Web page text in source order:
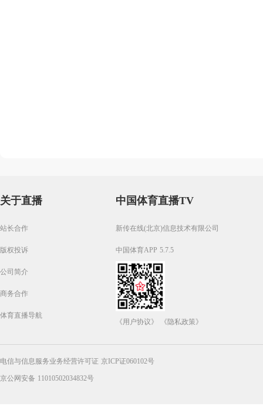
关于直播
站长合作
版权投诉
公司简介
商务合作
体育直播导航
中国体育直播TV
新传在线(北京)信息技术有限公司
中国体育APP 5.7.5
《用户协议》 《隐私政策》
电信与信息服务业务经营许可证 京ICP证060102号
京公网安备 11010502034832号